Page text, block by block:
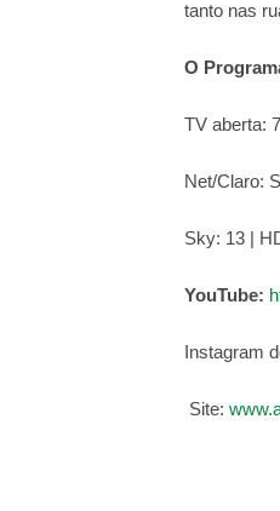
tanto nas
O
TV aberta:
Net/Claro:
Sky: 13 |
YouTube:
Instagram
Site: